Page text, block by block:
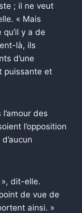
; il ne veut
« Mais
y a de
là, ils
d’une
puissante et
des
l’opposition
», dit-elle.
de vue de
ainsi. »